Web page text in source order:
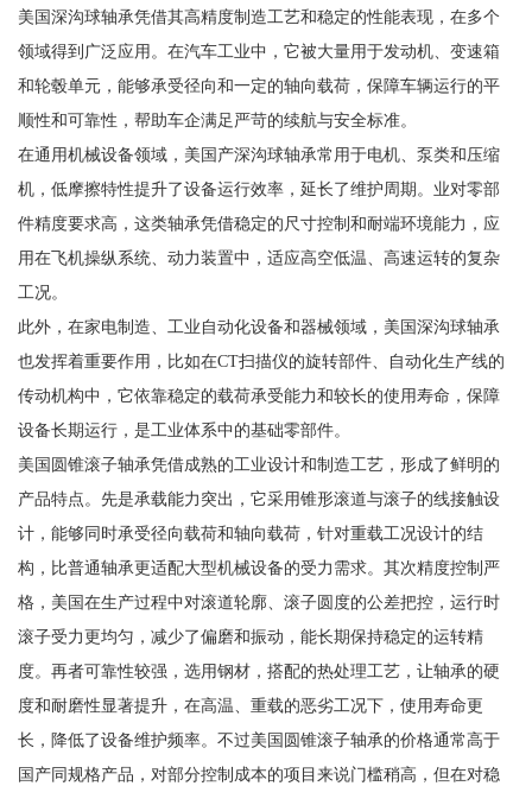
美国深沟球轴承凭借其高精度制造工艺和稳定的性能表现，在多个
领域得到广泛应用。在汽车工业中，它被大量用于发动机、变速箱
和轮毂单元，能够承受径向和一定的轴向载荷，保障车辆运行的平
顺性和可靠性，帮助车企满足严苛的续航与安全标准。
在通用机械设备领域，美国产深沟球轴承常用于电机、泵类和压缩
机，低摩擦特性提升了设备运行效率，延长了维护周期。业对零部
件精度要求高，这类轴承凭借稳定的尺寸控制和耐端环境能力，应
用在飞机操纵系统、动力装置中，适应高空低温、高速运转的复杂
工况。
此外，在家电制造、工业自动化设备和器械领域，美国深沟球轴承
也发挥着重要作用，比如在CT扫描仪的旋转部件、自动化生产线的
传动机构中，它依靠稳定的载荷承受能力和较长的使用寿命，保障
设备长期运行，是工业体系中的基础零部件。
美国圆锥滚子轴承凭借成熟的工业设计和制造工艺，形成了鲜明的
产品特点。先是承载能力突出，它采用锥形滚道与滚子的线接触设
计，能够同时承受径向载荷和轴向载荷，针对重载工况设计的结
构，比普通轴承更适配大型机械设备的受力需求。其次精度控制严
格，美国在生产过程中对滚道轮廓、滚子圆度的公差把控，运行时
滚子受力更均匀，减少了偏磨和振动，能长期保持稳定的运转精
度。再者可靠性较强，选用钢材，搭配的热处理工艺，让轴承的硬
度和耐磨性显著提升，在高温、重载的恶劣工况下，使用寿命更
长，降低了设备维护频率。不过美国圆锥滚子轴承的价格通常高于
国产同规格产品，对部分控制成本的项目来说门槛稍高，但在对稳